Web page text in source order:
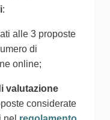
:
alle 3 proposte
di
online;
valutazione
considerate